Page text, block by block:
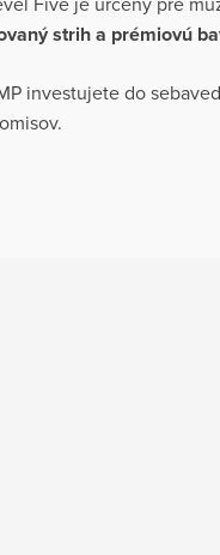
strih a prémiovú
investujete do